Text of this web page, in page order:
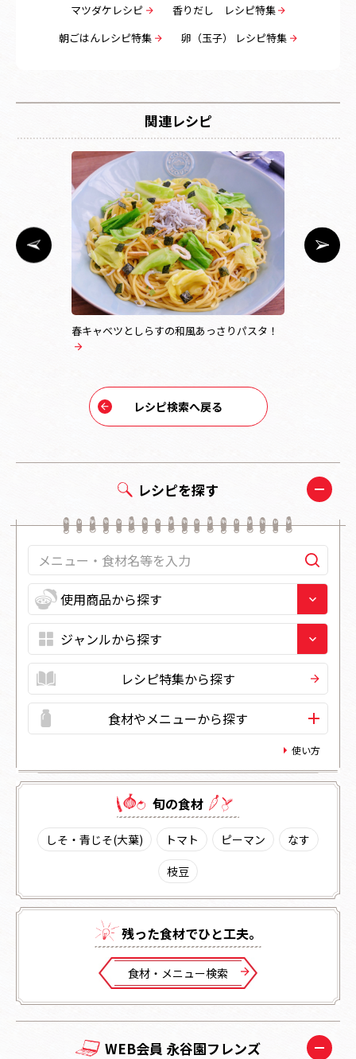
レシピを探す
レシピ特集から探す
食材やメニューから探す
使い方
旬の⾷材
しそ・青じそ(大葉) トマト ピーマン
なす
枝豆
残った⾷材でひと⼯夫。
⾷材・メニュー検索
WEB会員 永谷園フレンズ
マツダケレシピ
香りだし レシピ特集
朝ごはんレシピ特集
卵（玉子） レシピ特集
関連レシピ
春キャベツとしらすの和風あっさりパスタ！
レシピ検索へ戻る